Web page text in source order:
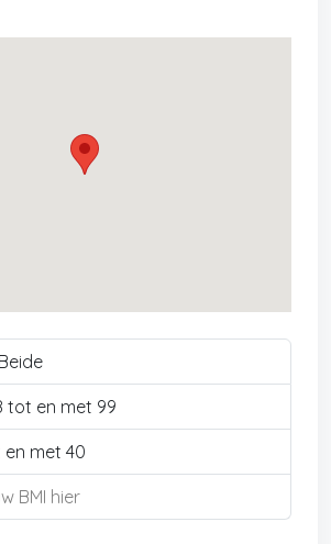
tot en met 99
en met 40
BMI hier